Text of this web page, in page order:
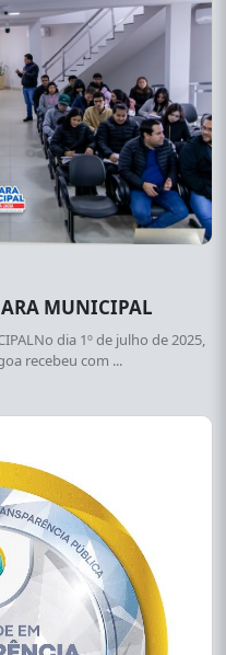
MUNICIPAL
dia 1º de julho de 2025,
recebeu com ...